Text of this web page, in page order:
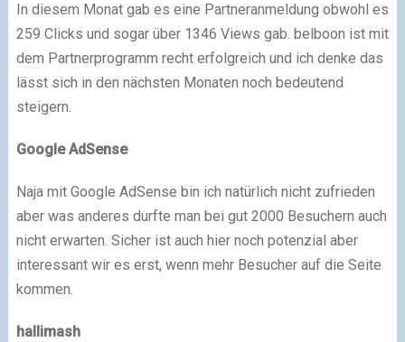
In diesem Monat gab es eine Partneranmeldung obwohl es
259 Clicks und sogar über 1346 Views gab. belboon ist mit
dem Partnerprogramm recht erfolgreich und ich denke das
lässt sich in den nächsten Monaten noch bedeutend
steigern.
Google AdSense
Naja mit Google AdSense bin ich natürlich nicht zufrieden
aber was anderes durfte man bei gut 2000 Besuchern auch
nicht erwarten. Sicher ist auch hier noch potenzial aber
interessant wir es erst, wenn mehr Besucher auf die Seite
kommen.
hallimash